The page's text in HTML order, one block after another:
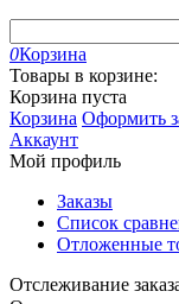
0Корзина
Товары в корзине:
Корзина пуста
Корзина Оформить
Аккаунт
Мой профиль
Заказы
Список
Отложенные
Отслеживание